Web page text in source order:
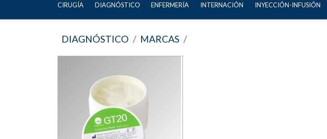
CIRUGÍA DIAGNÓSTICO ENFERMERÍA INTERNACIÓN INYECCIÓN-INFUSIÓN
DIAGNÓSTICO MARCAS